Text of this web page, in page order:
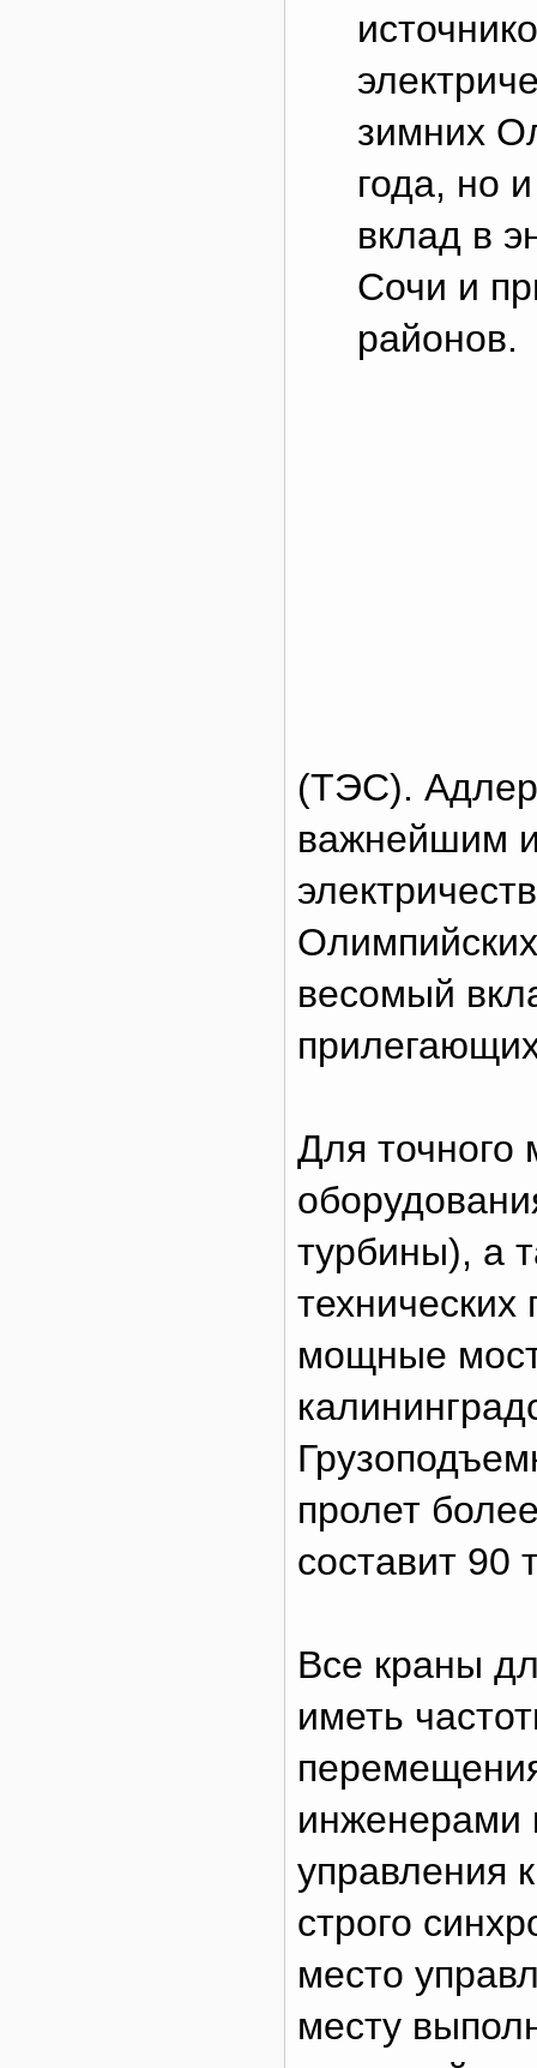
зимних
года, но
вклад в
Сочи и
районов.
(ТЭС).
важнейшим
весомый
Для точного
турбины), а
технических
мощные
пролет
составит 90
Все краны
иметь
инженерами
управления
строго
место
месту